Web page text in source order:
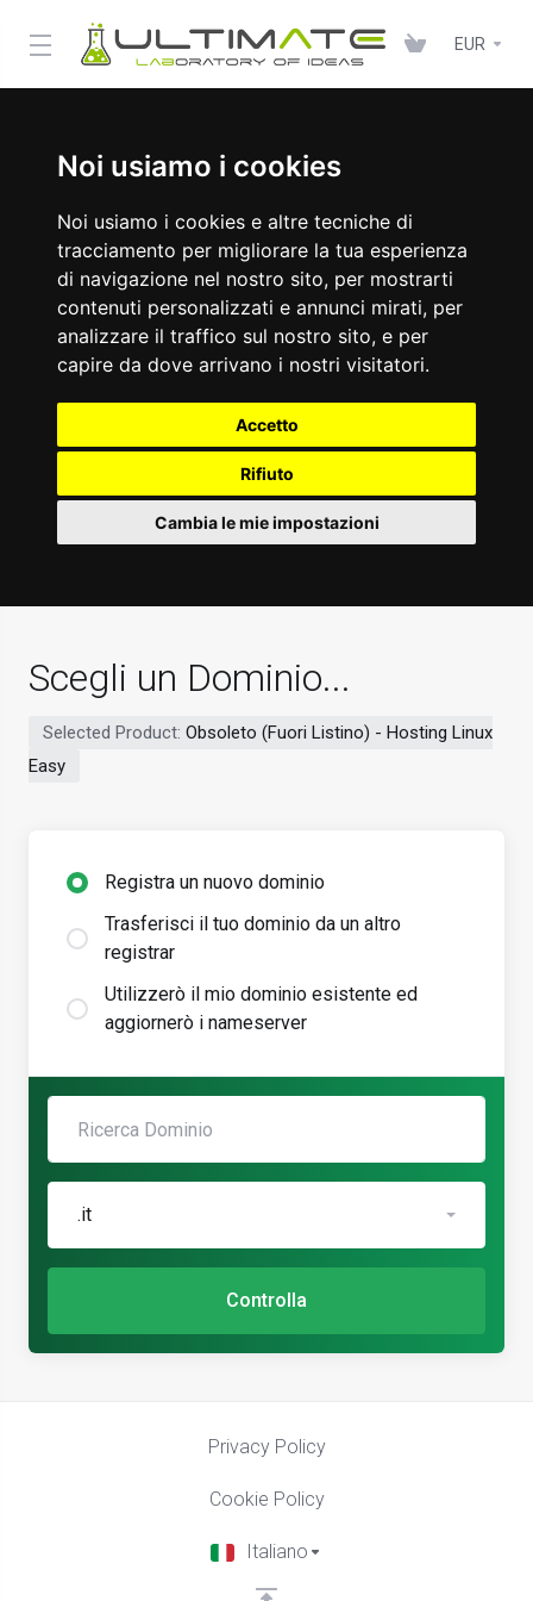
Noi usiamo i cookies
Noi usiamo i cookies e altre tecniche di
tracciamento per migliorare la tua esperienza
di navigazione nel nostro sito, per mostrarti
contenuti personalizzati e annunci mirati, per
analizzare il traffico sul nostro sito, e per
capire da dove arrivano i nostri visitatori.
Accetto
Rifiuto
Cambia le mie impostazioni
EUR
Scegli un Dominio...
Selected Product: Obsoleto (Fuori Listino) - Hosting Linux
Easy
Registra un nuovo dominio
Trasferisci il tuo dominio da un altro
registrar
Utilizzerò il mio dominio esistente ed
aggiornerò i nameserver
.it
Controlla
Privacy Policy
Cookie Policy
Italiano